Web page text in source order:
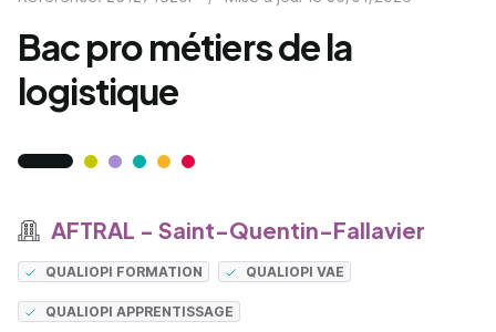
Bac pro métiers de la
logistique
AFTRAL - Saint-Quentin-Fallavier
QUALIOPI FORMATION QUALIOPI VAE
QUALIOPI APPRENTISSAGE